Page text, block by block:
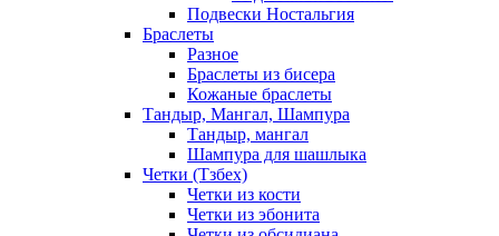
Подвески Ностальгия
Браслеты
Разное
Браслеты из бисера
Кожаные браслеты
Тандыр, Мангал, Шампура
Тандыр, мангал
Шампура для шашлыка
Четки (Тзбех)
Четки из кости
Четки из эбонита